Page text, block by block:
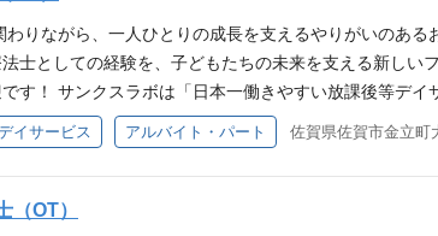
ュニケーション能力の向上、集団活動など、一人ひと
期的に見守りながら、「できること」を増やしていく
方 ②理学療法士の資格を取得済みであること こんな方
方 ・理学療法士の資格を生かして働きたい方 ・子ども
とチームになって支援に取り組みたい方 ・ITの取り組
また、支援内容については児童発達支援管理責任者
ず安心して働ける環境です。 ＼職場見学・事前相談
ど大丈夫かな？」 「久しぶりの仕事復帰で不安…」 「
◎ 実際の子どもたちの様子や、職員同士の雰囲気、1日
子どもや、発達に特性のある子どもたちを対象に、放課
経験・ブランクのある方も安心！】 児童福祉未経験
にサポートします。 送迎についても、慣れるまでは同
せん。 また、支援内容については児童発達支援管理責
え込まず安心して働ける環境です。 ＼職場見学・事前
だけど大丈夫かな？」 「久しぶりの仕事復帰で不安…
でOKです◎ 実際の子どもたちの様子や、職員同士の雰
仕事内容や働き方についてのご相談も可能ですので、気
ート ・運動遊びや身体活動の提案 ・身体を動かす楽
有 などを行いながら、子どもたちの「できた！」を増や
て様々なことに挑戦できるよう支援していくことが、
ニック・介護施設・訪問リハビリ等で培った経験を活か
・PT・STが活躍しており、定期的にリハビリ職同士の
りながら、一人ひとりの成長を支えるやりがいのある
士としての経験を、子どもたちの未来を支える新しい
す！ サンクスラボは「日本一働きやすい放課後等デイ
の方にも安心して働いていただける環境づくりを大切
も一人ひとりに合わせた支援の実施 ・遊びや活動を通
ート ・創作活動やレクリエーションの企画・補助 ・
・子どもの送迎 【作業療法士としての経験を活かせま
イサービス アルバイト・パート 佐賀県佐賀市金立町
（OT）